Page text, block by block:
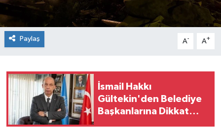
Paylaş A- A+
İsmail Hakkı
Gültekin'den Belediye
Başkanlarına Dikkat